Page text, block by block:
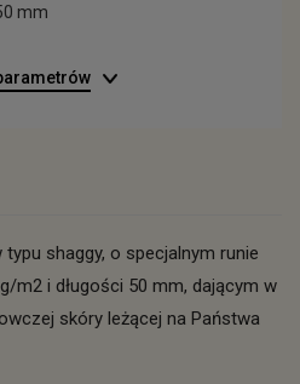
mm
shaggy, o specjalnym runie
m2 i długości 50 mm, dającym w
skóry leżącej na Państwa